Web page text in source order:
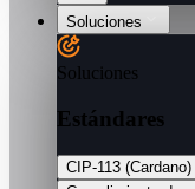
Soluciones
Soluciones
Estándares
CIP-113 (Cardano)